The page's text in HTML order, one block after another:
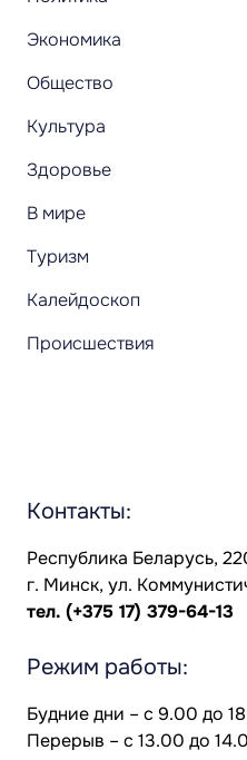
Экономика
Общество
Культура
Здоровье
В мире
Туризм
Калейдоскоп
Происшествия
Контакты:
Республика Беларусь,
г. Минск, ул.
тел. (+375 17) 379-64-13
Режим работы:
Будние дни – с 9.00 до
Перерыв – с 13.00 до